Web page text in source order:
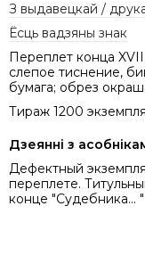
З выдавецкай /
Ёсць вадзяны знак
Переплет конца
слепое тиснение,
бумага; обрез
Тираж 1200
Дзеянні з
Дефектный
переплете.
конце "Судебника... "